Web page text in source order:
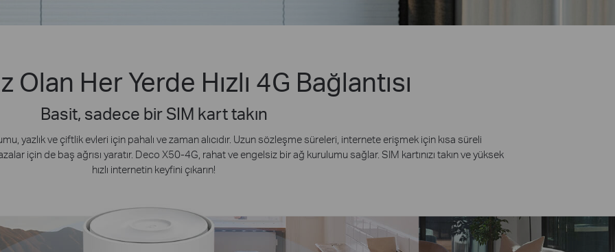
Olan Her Yerde Hızlı 4G Bağlantısı
Basit, sadece bir SIM kart takın
yazlık ve çiftlik evleri için pahalı ve zaman alıcıdır. Uzun sözleşme süreleri, internete erişmek için kısa süreli
için de baş ağrısı yaratır. Deco X50-4G, rahat ve engelsiz bir ağ kurulumu sağlar. SIM kartınızı takın ve yüksek
hızlı internetin keyfini çıkarın!